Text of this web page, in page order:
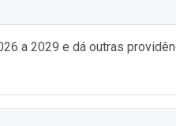
a 2029 e dá outras